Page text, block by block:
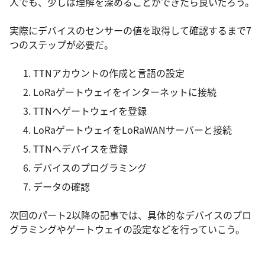
実際にデバイスのセンサーの値を取得して確認するまで7
つのステップが必要だ。
TTNアカウントの作成と言語の設定
LoRaゲートウェイをインターネットに接続
TTNへゲートウェイを登録
LoRaゲートウェイをLoRaWANサーバーと接続
TTNへデバイスを登録
デバイスのプログラミング
データの確認
次回のパート2以降の記事では、具体的なデバイスのプロ
グラミングやゲートウェイの設定などを行っていこう。